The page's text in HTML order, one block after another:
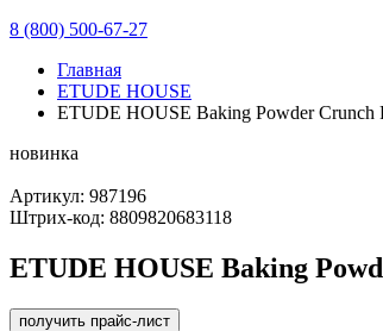
8 (800) 500-67-27
Главная
ETUDE HOUSE
ETUDE HOUSE Baking Powder Crunch
новинка
Артикул: 987196
Штрих-код: 8809820683118
ETUDE HOUSE Baking
получить прайс-лист